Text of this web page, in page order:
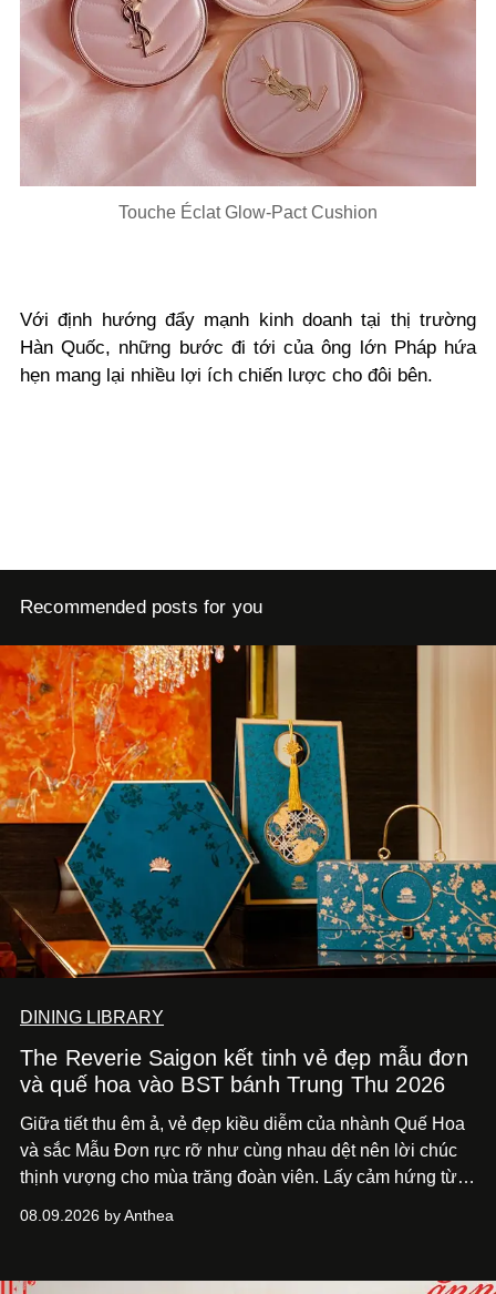
Touche Éclat Glow-Pact Cushion
Với định hướng đẩy mạnh kinh doanh tại thị trường
Hàn Quốc, những bước đi tới của ông lớn Pháp hứa
hẹn mang lại nhiều lợi ích chiến lược cho đôi bên.
Recommended posts for you
DINING LIBRARY
The Reverie Saigon kết tinh vẻ đẹp mẫu đơn
và quế hoa vào BST bánh Trung Thu 2026
Giữa tiết thu êm ả, vẻ đẹp kiều diễm của nhành Quế Hoa
và sắc Mẫu Đơn rực rỡ như cùng nhau dệt nên lời chúc
thịnh vượng cho mùa trăng đoàn viên. Lấy cảm hứng từ
hương vị của những thức quà truyền thống vào bộ sưu
quà tặng ‘Mẫu Đơn Khai Phúc’, ‘Quế Hoa Vọng Nguyệt’
08.09.2026 by Anthea